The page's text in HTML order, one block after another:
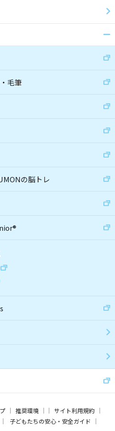
毛筆
の脳トレ
®
推奨環境
サイト利用規約
子どもたちの安心・安全ガイド